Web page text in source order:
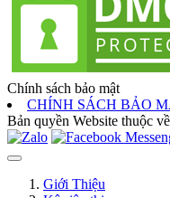
Chính sách bảo mật
CHÍNH SÁCH BẢO
Bản quyền Website thuộc
Giới Thiệu